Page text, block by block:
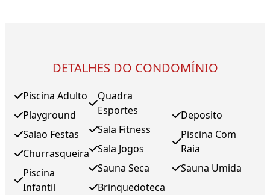
DETALHES DO CONDOMÍNIO
Piscina Adulto
Playground
Salao Festas
Churrasqueira
Piscina
Infantil
Quadra
Esportes
Sala Fitness
Sala Jogos
Sauna Seca
Brinquedoteca
Deposito
Piscina Com
Raia
Sauna Umida